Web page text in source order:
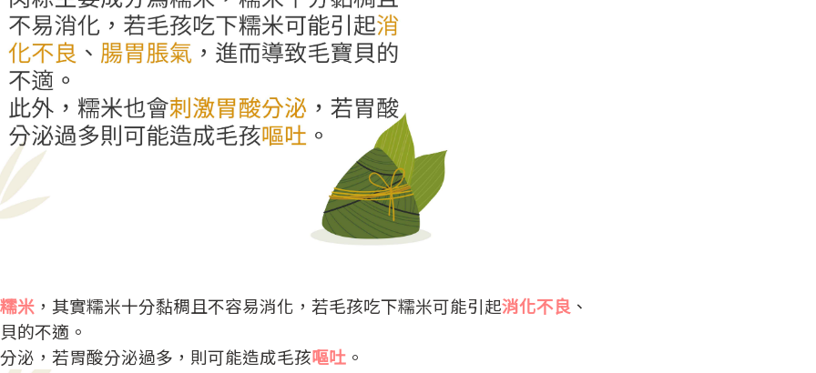
糯米 ，其實糯米十分黏稠且不容易消化，若毛孩吃下糯米可能引起消化不良 、
的不適。
泌，若胃酸分泌過多，則可能造成毛孩嘔吐 。